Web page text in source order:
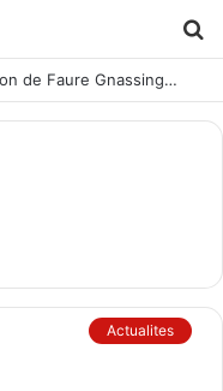
Nouveau subterfuge en préparation de Faure Gnassingbé pour ne jamais partir ; les Togolais disent non et sont vent debout
Actualites